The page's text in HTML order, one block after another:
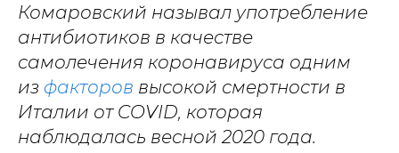
Комаровский называл употребление
антибиотиков в качестве
самолечения коронавируса одним
из факторов высокой смертности в
Италии от COVID, которая
наблюдалась весной 2020 года.